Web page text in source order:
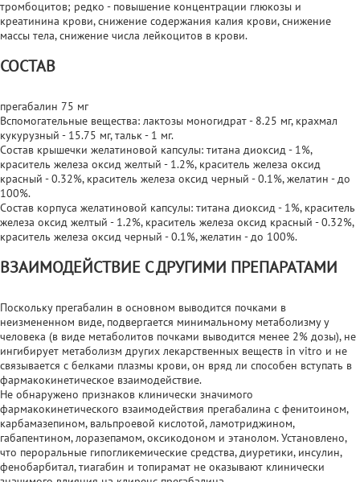
тромбоцитов; редко - повышение концентрации глюкозы и
креатинина крови, снижение содержания калия крови, снижение
массы тела, снижение числа лейкоцитов в крови.
СОСТАВ
прегабалин 75 мг
Вспомогательные вещества: лактозы моногидрат - 8.25 мг, крахмал
кукурузный - 15.75 мг, тальк - 1 мг.
Состав крышечки желатиновой капсулы: титана диоксид - 1%,
краситель железа оксид желтый - 1.2%, краситель железа оксид
красный - 0.32%, краситель железа оксид черный - 0.1%, желатин - до
100%.
Состав корпуса желатиновой капсулы: титана диоксид - 1%, краситель
железа оксид желтый - 1.2%, краситель железа оксид красный - 0.32%,
краситель железа оксид черный - 0.1%, желатин - до 100%.
ВЗАИМОДЕЙСТВИЕ С ДРУГИМИ ПРЕПАРАТАМИ
Поскольку прегабалин в основном выводится почками в
неизмененном виде, подвергается минимальному метаболизму у
человека (в виде метаболитов почками выводится менее 2% дозы), не
ингибирует метаболизм других лекарственных веществ in vitro и не
связывается с белками плазмы крови, он вряд ли способен вступать в
фармакокинетическое взаимодействие.
Не обнаружено признаков клинически значимого
фармакокинетического взаимодействия прегабалина с фенитоином,
карбамазепином, вальпроевой кислотой, ламотриджином,
габапентином, лоразепамом, оксикодоном и этанолом. Установлено,
что пероральные гипогликемические средства, диуретики, инсулин,
фенобарбитал, тиагабин и топирамат не оказывают клинически